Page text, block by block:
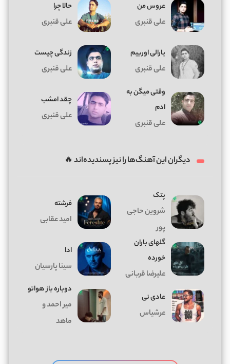
عروس من
علی قنبری
حالا چرا
علی قنبری
ﻳﺎراﻟﻰ اورﻳﻴﻢ
علی قنبری
زندگی چیست
علی قنبری
وقتی میگن به
ادم
علی قنبری
چقد امشب
علی قنبری
دیگران این آهنگ‌ها را نیز پسندیده‌اند 🔥
پتک
شروین حاجی
پور
فرشته
امید عقابی
گلهای باران
خورده
علیرضا قربانی
ادا
سینا پارسیان
عادی نی
عرشیاس
دوباره باز هواتو
میر احمد و
ماهد